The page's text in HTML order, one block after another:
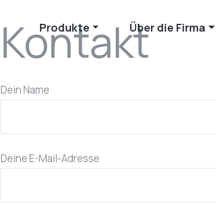
Produkte Über die Firma
Kontakt
Dein Name
Deine E-Mail-Adresse